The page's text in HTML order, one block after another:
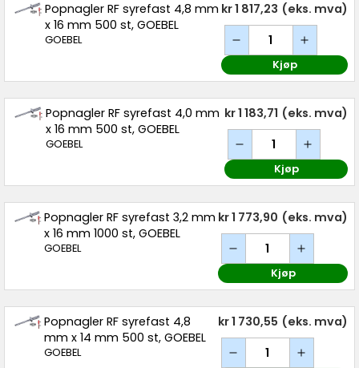
Popnagler RF syrefast 4,8 mm
x 16 mm 500 st, GOEBEL
GOEBEL
kr 1 817,23 (eks. mva)
Kjøp
Popnagler RF syrefast 4,0 mm
x 16 mm 500 st, GOEBEL
GOEBEL
kr 1 183,71 (eks. mva)
Kjøp
Popnagler RF syrefast 3,2 mm
x 16 mm 1000 st, GOEBEL
GOEBEL
kr 1 773,90 (eks. mva)
Kjøp
Popnagler RF syrefast 4,8
mm x 14 mm 500 st, GOEBEL
GOEBEL
kr 1 730,55 (eks. mva)